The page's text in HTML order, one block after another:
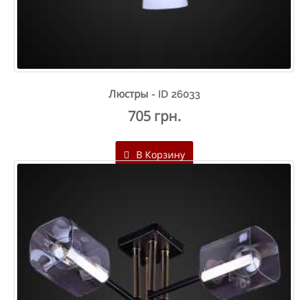
Люстры - ID 26033
705 грн.
В Корзину